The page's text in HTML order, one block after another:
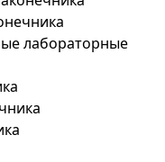
лабораторные